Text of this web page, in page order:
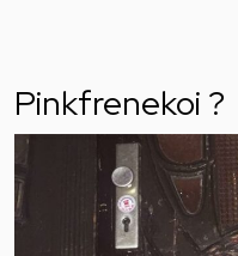
Pinkfrenekoi ?